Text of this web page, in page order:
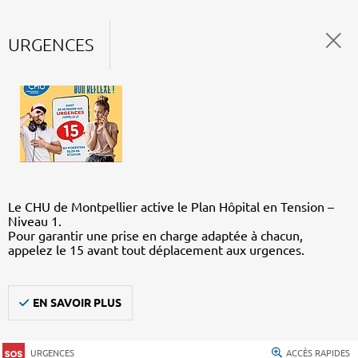
URGENCES
Le CHU de Montpellier active le Plan Hôpital en Tension –
Niveau 1.
Pour garantir une prise en charge adaptée à chacun,
appelez le 15 avant tout déplacement aux urgences.
EN SAVOIR PLUS
URGENCES ACCÈS RAPIDES